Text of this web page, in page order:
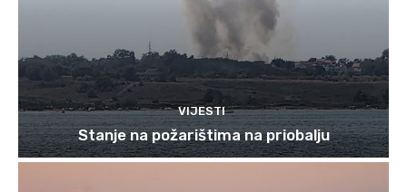
VIJESTI
Stanje na požarištima na priobalju